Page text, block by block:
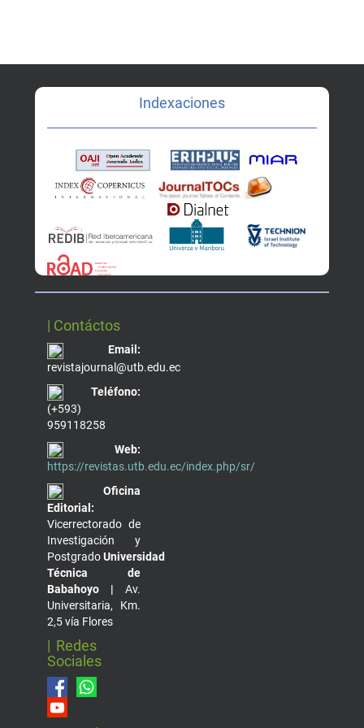
Indexaciones
| Contáctos
Email:
revistajournal@utb.edu.ec
Teléfono:
(+593)
959118258
Web:
https://revistas.utb.edu.ec/index.php/sr/
Oficina
Editorial:
Vicerrectorado de
Investigación y
PostgradoUniversidad
Técnica de
Babahoyo | Av.
Universitaria, Km.
2,5 vía Flores
| Redes
Sociales